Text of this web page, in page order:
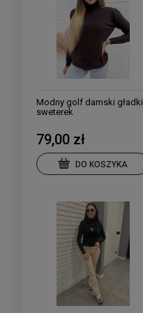
Modny golf damski gładki
sweterek
79,00 zł
DO KOSZYKA